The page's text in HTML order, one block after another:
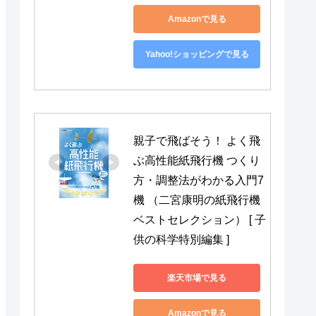
Amazonで見る
Yahoo!ショッピングで見る
親子で飛ばそう！ よく飛
ぶ高性能紙飛行機 つくり
方・調整法がわかる入門7
機 （二宮康明の紙飛行機
ベストセレクション） [ 子
供の科学特別編集 ]
楽天市場で見る
Amazonで見る